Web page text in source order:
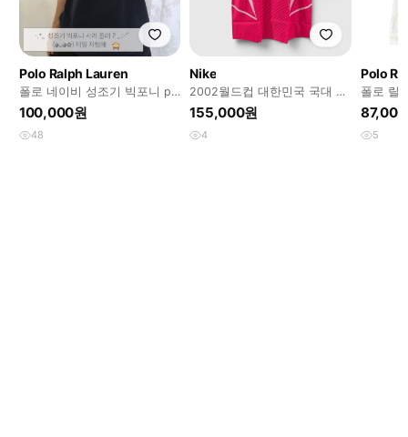
Polo Ralph Lauren
폴로 네이비 성조기 빅포니 pk
(희귀매물)
100,000원
48
Nike
2002월드컵 대한민국 국대 박
지성유니폼 나이키반팔
155,000원
4
Polo
폴로 랄
화이트
5